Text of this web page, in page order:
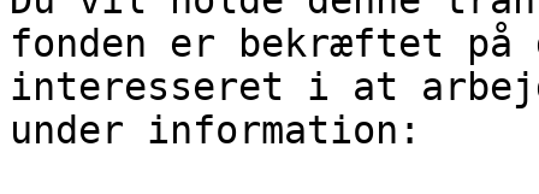
fonden er bekræftet
interesseret i at
under information: